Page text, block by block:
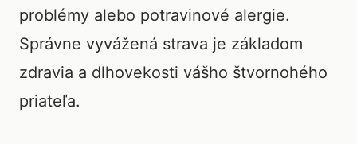
problémy alebo potravinové alergie.
Správne vyvážená strava je základom
zdravia a dlhovekosti vášho štvornohého
priateľa.